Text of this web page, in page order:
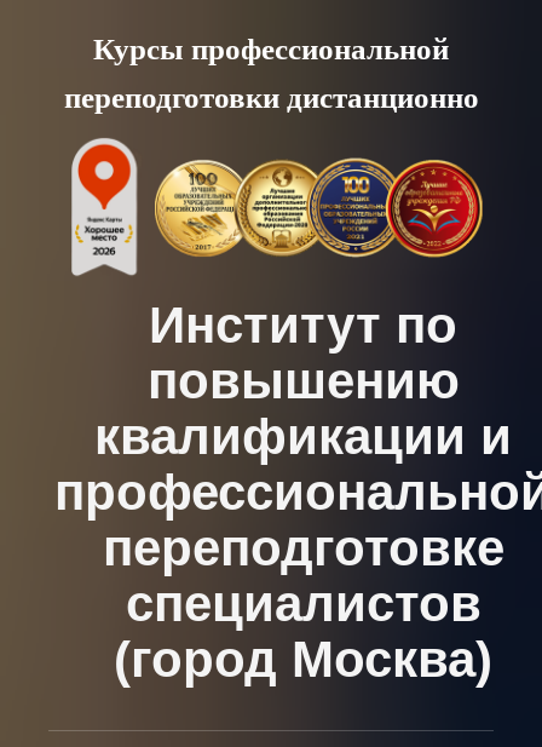
content
Курсы профессиональной
переподготовки дистанционно
Институт по
повышению
квалификации и
переподготовке
специалистов
(город Москва)